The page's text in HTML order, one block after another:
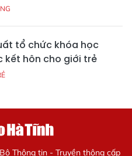
tổ chức khóa học
kết hôn cho giới trẻ
Thông tin - Truyền thông cấp